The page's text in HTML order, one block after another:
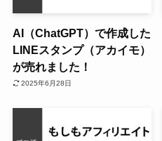
AI（ChatGPT）で作成した
LINEスタンプ（アカイモ）
が売れました！
2025年6月28日